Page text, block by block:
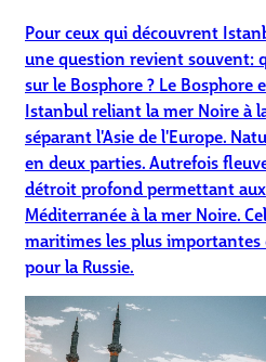
Pour ceux qui découvrent
une question revient souvent:
sur le Bosphore ? Le Bosphore
Istanbul reliant la mer Noire à
séparant l'Asie de l'Europe.
en deux parties. Autrefois
détroit profond permettant
Méditerranée à la mer Noire.
maritimes les plus
pour la Russie.